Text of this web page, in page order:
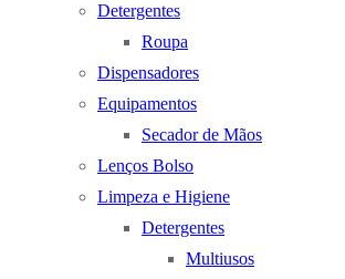
Detergentes
Roupa
Dispensadores
Equipamentos
Secador de Mãos
Lenços Bolso
Limpeza e Higiene
Detergentes
Multiusos